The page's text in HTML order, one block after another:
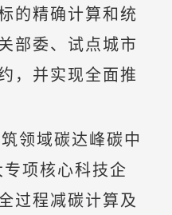
的精确计算和统
部委、试点城市
，并实现全面推
领域碳达峰碳中
项核心科技企
过程减碳计算及